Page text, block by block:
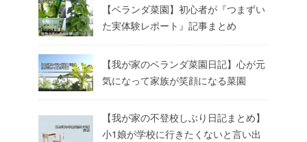
【ベランダ菜園】初心者が『つまずい
た実体験レポート』記事まとめ
【我が家のベランダ菜園日記】心が元
気になって家族が笑顔になる菜園
【我が家の不登校しぶり日記まとめ】
小1娘が学校に行きたくないと言い出